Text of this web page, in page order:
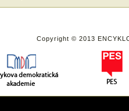
Copyright © 2013